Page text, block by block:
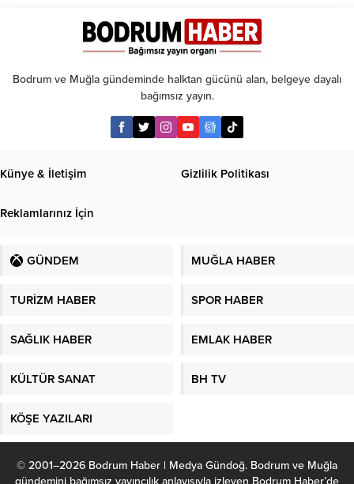
Bodrum ve Muğla gündeminde halktan gücünü alan, belgeye dayalı
bağımsız yayın.
Künye & İletişim Gizlilik Politikası
Reklamlarınız İçin
GÜNDEM MUĞLA HABER
TURİZM HABER SPOR HABER
SAĞLIK HABER EMLAK HABER
KÜLTÜR SANAT BH TV
KÖŞE YAZILARI
© 2001–2026 Bodrum Haber | Medya Gündoğ. Bodrum ve Muğla